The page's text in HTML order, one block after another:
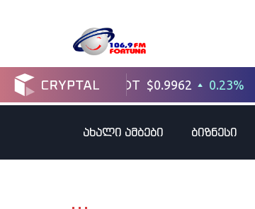
ახალი ამბები ბიზნესი